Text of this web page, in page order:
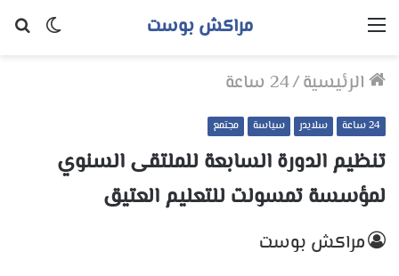
الوضع
مراكش بوست القائمة
الرئيسية/24 ساعة
24 ساعة سلايدر سياسة مجتمع
تنظيم الدورة السابعة للملتقى السنوي
لمؤسسة تمسولت للتعليم العتيق
مراكش بوست